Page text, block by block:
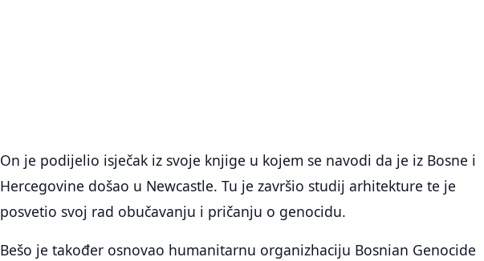
On je podijelio isječak iz svoje knjige u kojem se navodi da je iz Bosne i
Hercegovine došao u Newcastle. Tu je završio studij arhitekture te je
posvetio svoj rad obučavanju i pričanju o genocidu.
Bešo je također osnovao humanitarnu organizhaciju Bosnian Genocide